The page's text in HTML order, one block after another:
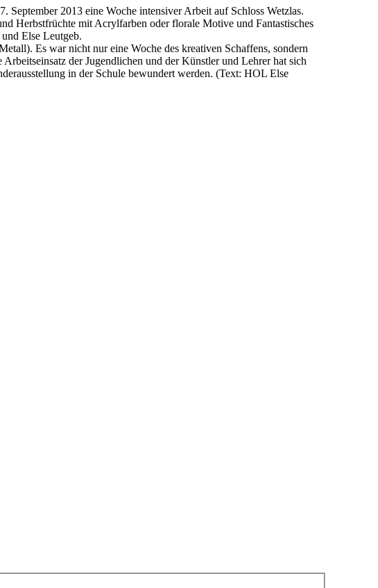
2013 eine Woche intensiver Arbeit auf Schloss Wetzlas.
Herbstfrüchte mit Acrylfarben oder florale Motive und Fantastisches
Else Leutgeb.
Es war nicht nur eine Woche des kreativen Schaffens, sondern
der Jugendlichen und der Künstler und Lehrer hat sich
in der Schule bewundert werden. (Text: HOL Else